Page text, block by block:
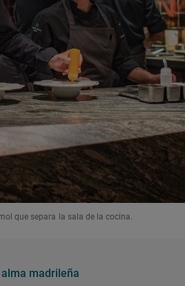
que separa la sala de la cocina.
madrileña